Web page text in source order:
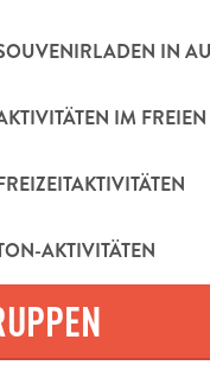
IN
IM FREIEN
AKTIVITÄTEN